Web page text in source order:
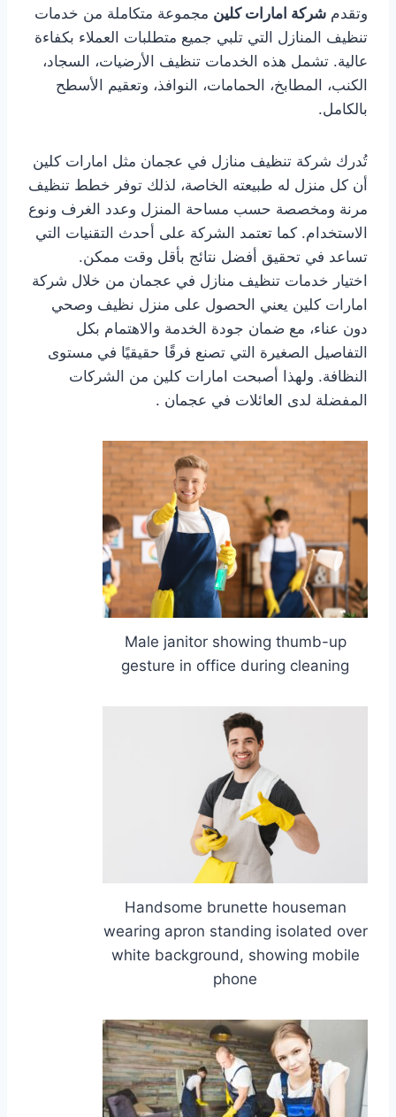
وتقدم شركة امارات كلين مجموعة متكاملة من خدمات
تنظيف المنازل التي تلبي جميع متطلبات العملاء بكفاءة
عالية. تشمل هذه الخدمات تنظيف الأرضيات، السجاد،
الكنب، المطابخ، الحمامات، النوافذ، وتعقيم الأسطح
بالكامل.
تُدرك شركة تنظيف منازل في عجمان مثل امارات كلين
أن كل منزل له طبيعته الخاصة، لذلك توفر خطط تنظيف
مرنة ومخصصة حسب مساحة المنزل وعدد الغرف ونوع
الاستخدام. كما تعتمد الشركة على أحدث التقنيات التي
تساعد في تحقيق أفضل نتائج بأقل وقت ممكن.
اختيار خدمات تنظيف منازل في عجمان من خلال شركة
امارات كلين يعني الحصول على منزل نظيف وصحي
دون عناء، مع ضمان جودة الخدمة والاهتمام بكل
التفاصيل الصغيرة التي تصنع فرقًا حقيقيًا في مستوى
النظافة. ولهذا أصبحت امارات كلين من الشركات
المفضلة لدى العائلات في عجمان .
Male janitor showing thumb-up
gesture in office during cleaning
Handsome brunette houseman
wearing apron standing isolated over
white background, showing mobile
phone